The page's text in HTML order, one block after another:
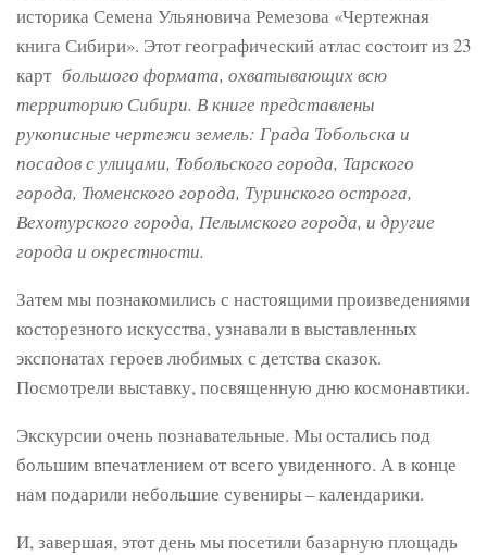
историка Семена Ульяновича Ремезова «Чертежная
книга Сибири». Этот географический атлас состоит из 23
карт большого формата, охватывающих всю
территорию Сибири. В книге представлены
рукописные чертежи земель: Града Тобольска и
посадов с улицами, Тобольского города, Тарского
города, Тюменского города, Туринского острога,
Вехотурского города, Пелымского города, и другие
города и окрестности.
Затем мы познакомились с настоящими произведениями
косторезного искусства, узнавали в выставленных
экспонатах героев любимых с детства сказок.
Посмотрели выставку, посвященную дню космонавтики.
Экскурсии очень познавательные. Мы остались под
большим впечатлением от всего увиденного. А в конце
нам подарили небольшие сувениры – календарики.
И, завершая, этот день мы посетили базарную площадь